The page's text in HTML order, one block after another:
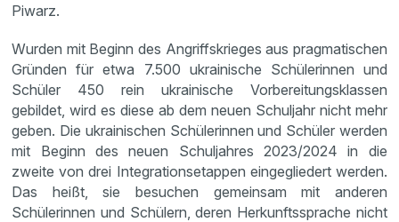
Piwarz.
Wurden mit Beginn des Angriffskrieges aus pragmatischen
Gründen für etwa 7.500 ukrainische Schülerinnen und
Schüler 450 rein ukrainische Vorbereitungsklassen
gebildet, wird es diese ab dem neuen Schuljahr nicht mehr
geben. Die ukrainischen Schülerinnen und Schüler werden
mit Beginn des neuen Schuljahres 2023/2024 in die
zweite von drei Integrationsetappen eingegliedert werden.
Das heißt, sie besuchen gemeinsam mit anderen
Schülerinnen und Schülern, deren Herkunftssprache nicht